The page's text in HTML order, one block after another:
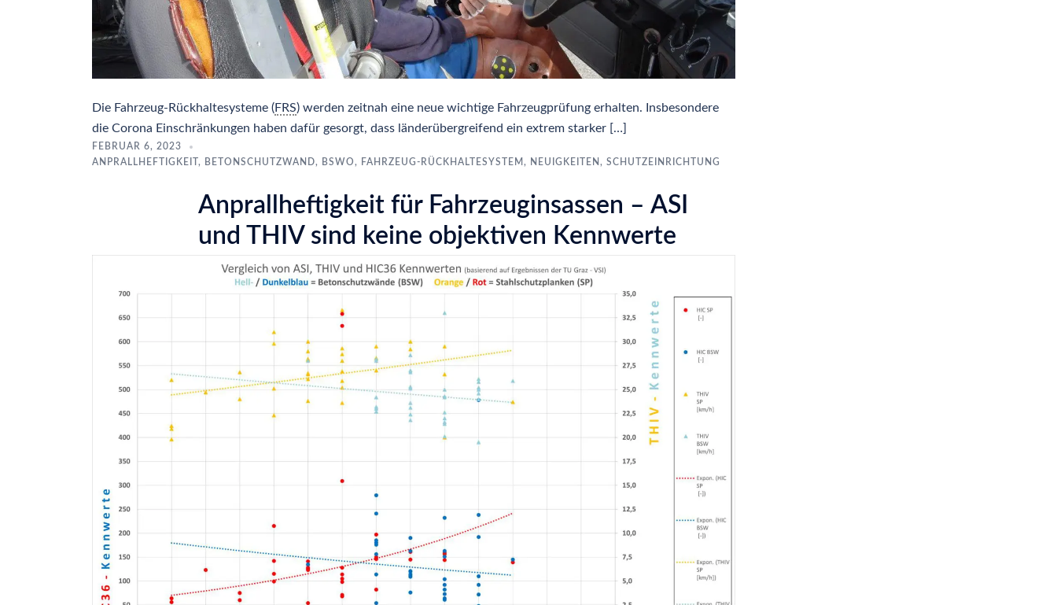
Die Fahrzeug-Rückhaltesysteme (FRS) werden zeitnah eine neue wichtige Fahrzeugprüfung erhalten. Insbesondere
die Corona Einschränkungen haben dafür gesorgt, dass länderübergreifend ein extrem starker […]
FEBRUAR 6, 2023
ANPRALLHEFTIGKEIT , BETONSCHUTZWAND, BSWO, FAHRZEUG-RÜCKHALTESYSTEM , NEUIGKEITEN , SCHUTZEINRICHTUNG
Anprallheftigkeit für Fahrzeuginsassen – ASI
und THIV sind keine objektiven Kennwerte